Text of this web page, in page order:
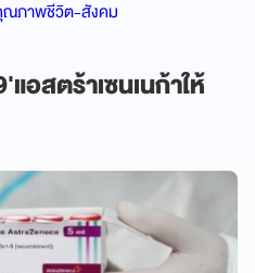
ภาพชีวิต-สังคม
อสตร้าเซนเนก้าให้